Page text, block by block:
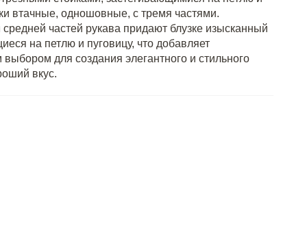
втачные, одношовные, с тремя частями.
частей рукава придают блузке изысканный
на петлю и пуговицу, что добавляет
для создания элегантного и стильного
вкус.